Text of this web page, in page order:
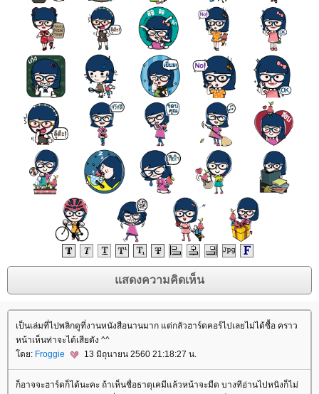
เป็นเล่มที่ไปพลิกดูที่งานหนังสือนานมาก แต่กลัวฮาร์ดคอร์ไปเลยไม่ได้ซื้อ คราว
หน้าเห็นท่าจะได้เสียตัง ^^
ดย: Froggie 13 มิถุนายน 2560 21:18:27 น.
ก็อาจจะฮาร์ดก็ได้นะคะ ถ้าเห็นชื่อธาตุเคมีแล้วหน้าจะมืด บางทีอ่านไปหนิงก็ไม่